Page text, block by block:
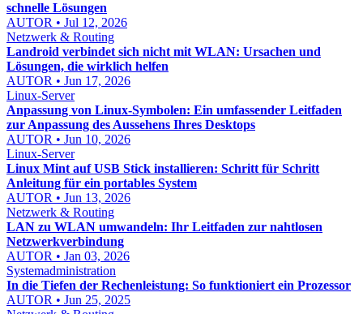
schnelle Lösungen
AUTOR • Jul 12, 2026
Netzwerk & Routing
Landroid verbindet sich nicht mit WLAN: Ursachen und
Lösungen, die wirklich helfen
AUTOR • Jun 17, 2026
Linux-Server
Anpassung von Linux-Symbolen: Ein umfassender Leitfaden
zur Anpassung des Aussehens Ihres Desktops
AUTOR • Jun 10, 2026
Linux-Server
Linux Mint auf USB Stick installieren: Schritt für Schritt
Anleitung für ein portables System
AUTOR • Jun 13, 2026
Netzwerk & Routing
LAN zu WLAN umwandeln: Ihr Leitfaden zur nahtlosen
Netzwerkverbindung
AUTOR • Jan 03, 2026
Systemadministration
In die Tiefen der Rechenleistung: So funktioniert ein Prozessor
AUTOR • Jun 25, 2025